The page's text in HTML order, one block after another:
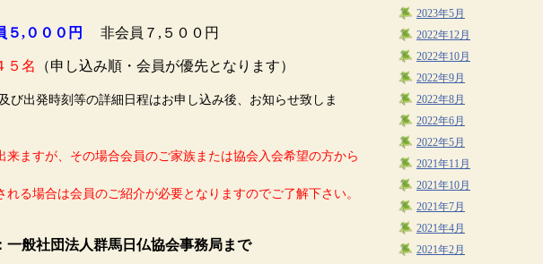
５,０００円 非会員７,５００円
５名 （申し込み順・会員が優先となります）
時刻等の詳細日程はお申し込み後、お知らせ致しま
ますが、その場合会員のご家族または協会入会希望の方から
る場合は会員のご紹介が必要となりますのでご了解下さい。
一般社団法人群馬日仏協会事務局まで
2023年5月
2022年12月
2022年10月
2022年9月
2022年8月
2022年6月
2022年5月
2021年11月
2021年10月
2021年7月
2021年4月
2021年2月